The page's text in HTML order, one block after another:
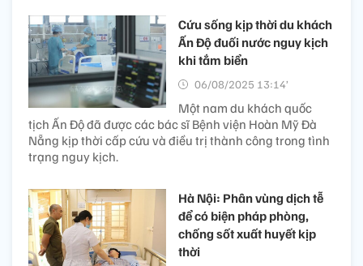
Cứu sống kịp thời du khách
Ấn Độ đuối nước nguy kịch
khi tắm biển
06/08/2025 13:14’
Một nam du khách quốc
tịch Ấn Độ đã được các bác sĩ Bệnh viện Hoàn Mỹ Đà
Nẵng kịp thời cấp cứu và điều trị thành công trong tình
trạng nguy kịch.
Hà Nội: Phân vùng dịch tễ
để có biện pháp phòng,
chống sốt xuất huyết kịp
thời